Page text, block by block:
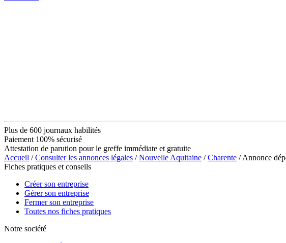
Plus de 600 journaux habilités
Paiement 100% sécurisé
Attestation de parution pour le greffe immédiate et gratuite
Accueil /Consulter les annonces légales /Nouvelle Aquitaine /Charente / Annonce
Fiches pratiques et conseils
Créer son entreprise
Gérer son entreprise
Fermer son entreprise
Toutes nos fiches pratiques
Notre société